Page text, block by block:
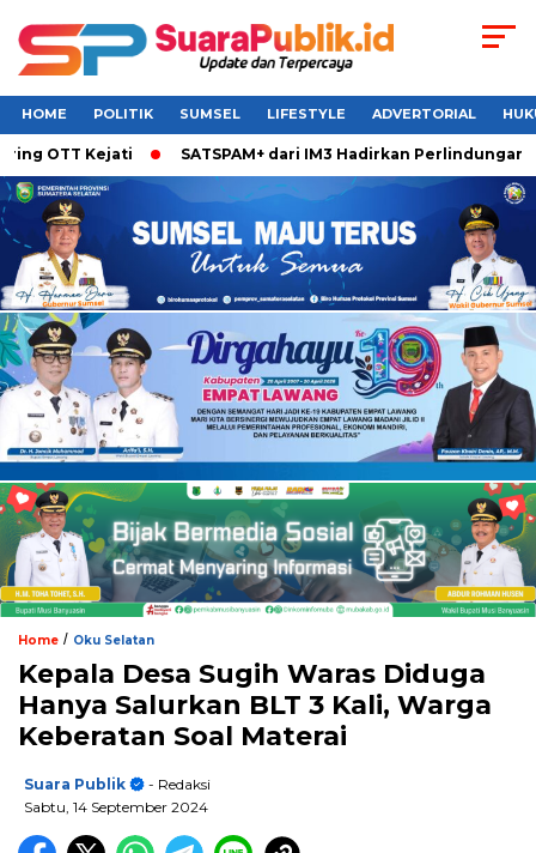
HOME POLITIK SUMSEL LIFESTYLE ADVERTORIAL
OTT Kejati SATSPAM+ dari IM3 Hadirkan Perlindungan
Home / Oku Selatan
Kepala Desa Sugih Waras Diduga
Hanya Salurkan BLT 3 Kali, Warga
Keberatan Soal Materai
Suara Publik
- Redaksi
Sabtu, 14 September 2024